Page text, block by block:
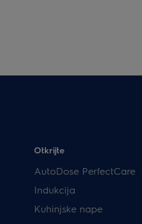
Otkrijte
AutoDose PerfectCare
Indukcija
Kuhinjske nape